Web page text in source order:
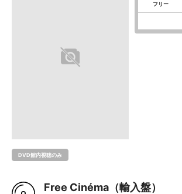
DVD館内視聴のみ
フリー
Free Cinéma（輸入盤）